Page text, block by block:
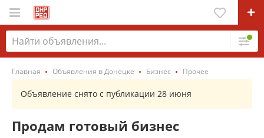
Главная Объявления в Донецке Бизнес Прочее
Объявление снято с публикации 28 июня
Продам готовый бизнес